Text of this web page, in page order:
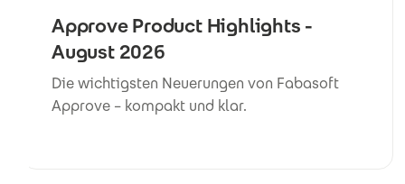
Approve Product Highlights -
August 2026
Die wichtigsten Neuerungen von Fabasoft
Approve – kompakt und klar.